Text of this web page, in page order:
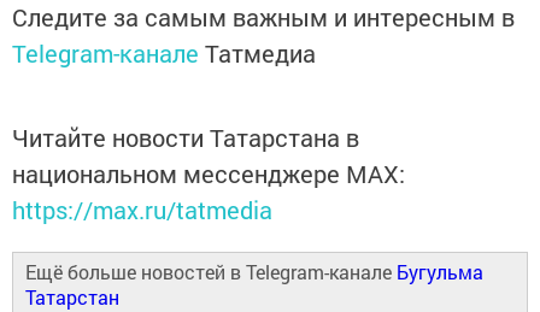
Следите за самым важным и интересным в
Telegram-канале Татмедиа
Читайте новости Татарстана в
национальном мессенджере MАХ:
https://max.ru/tatmedia
Ещё больше новостей в Telegram-канале Бугульма
Татарстан